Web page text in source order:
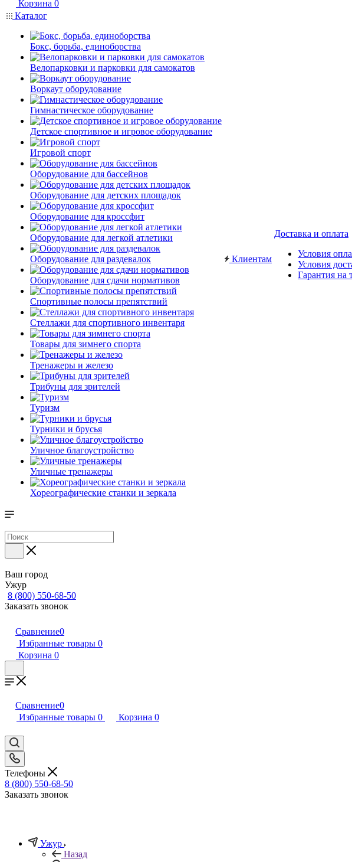
Корзина 0
Каталог
Бокс, борьба, единоборства
Велопарковки и парковки для самокатов
Воркаут оборудование
Гимнастическое оборудование
Детское спортивное и игровое оборудование
Игровой спорт
Оборудование для бассейнов
Оборудование для детских площадок
Оборудование для кроссфит
Оборудование для легкой атлетики
Оборудование для раздевалок
Оборудование для сдачи нормативов
Спортивные полосы препятствий
Стеллажи для спортивного инвентаря
Товары для зимнего спорта
Тренажеры и железо
Трибуны для зрителей
Туризм
Турники и брусья
Уличное благоустройство
Уличные тренажеры
Хореографические станки и зеркала
Клиентам
Доставка и оплата
Условия
Условия
Гарантия на
Ваш город
Ужур
8 (800) 550-68-50
Заказать звонок
Сравнение0
Избранные товары 0
Корзина 0
Сравнение0
Избранные товары 0 Корзина 0
Телефоны
8 (800) 550-68-50
Заказать звонок
Ужур
Назад